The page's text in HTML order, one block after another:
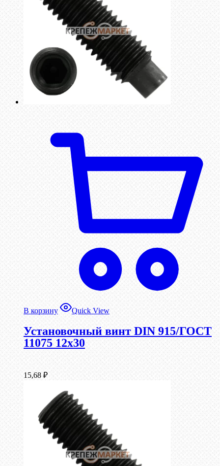
В корзину Quick View
Установочный винт DIN 915/ГОСТ
11075 12х30
15,68 ₽